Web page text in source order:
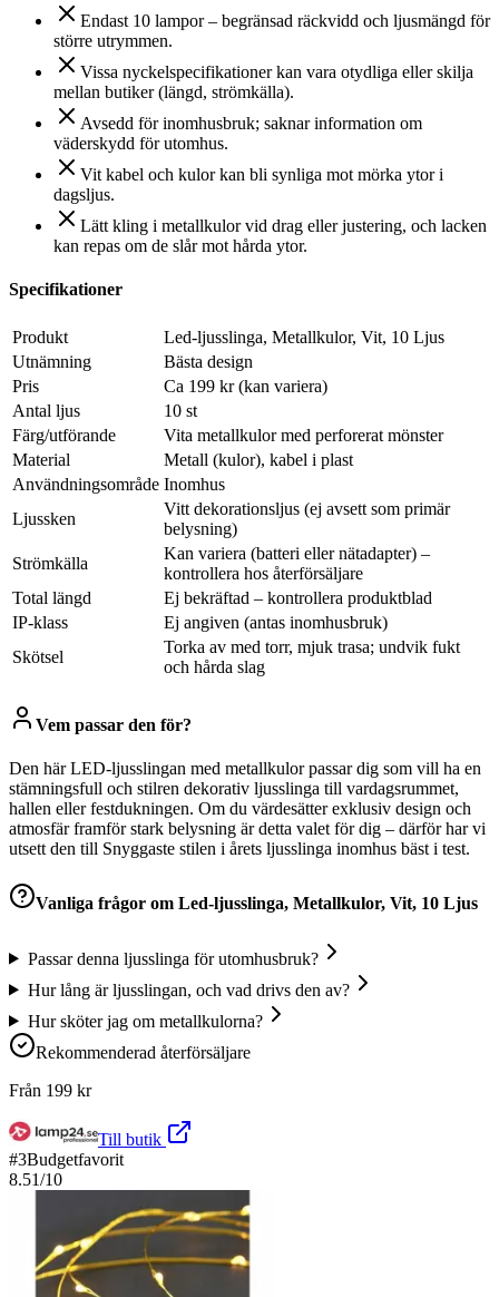
Endast 10 lampor – begränsad räckvidd och ljusmängd för
större utrymmen.
Vissa nyckelspecifikationer kan vara otydliga eller skilja
mellan butiker (längd, strömkälla).
Avsedd för inomhusbruk; saknar information om
väderskydd för utomhus.
Vit kabel och kulor kan bli synliga mot mörka ytor i
dagsljus.
Lätt kling i metallkulor vid drag eller justering, och lacken
kan repas om de slår mot hårda ytor.
Specifikationer
Produkt
Led-ljusslinga, Metallkulor, Vit, 10 Ljus
Utnämning
Bästa design
Pris
Ca 199 kr (kan variera)
Antal ljus
10 st
Färg/utförande
Vita metallkulor med perforerat mönster
Material
Metall (kulor), kabel i plast
Användningsområde Inomhus
Ljussken
Vitt dekorationsljus (ej avsett som primär
belysning)
Strömkälla
Kan variera (batteri eller nätadapter) –
kontrollera hos återförsäljare
Total längd
Ej bekräftad – kontrollera produktblad
IP-klass
Ej angiven (antas inomhusbruk)
Skötsel
Torka av med torr, mjuk trasa; undvik fukt
och hårda slag
Vem passar den för?
Den här LED-ljusslingan med metallkulor passar dig som vill ha en
stämningsfull och stilren dekorativ ljusslinga till vardagsrummet,
hallen eller festdukningen. Om du värdesätter exklusiv design och
atmosfär framför stark belysning är detta valet för dig – därför har vi
utsett den till Snyggaste stilen i årets ljusslinga inomhus bäst i test.
Vanliga frågor om Led-ljusslinga, Metallkulor, Vit, 10 Ljus
Passar denna ljusslinga för utomhusbruk?
Hur lång är ljusslingan, och vad drivs den av?
Hur sköter jag om metallkulorna?
Rekommenderad återförsäljare
Från 199 kr
Till butik
#3Budgetfavorit
8.51/10